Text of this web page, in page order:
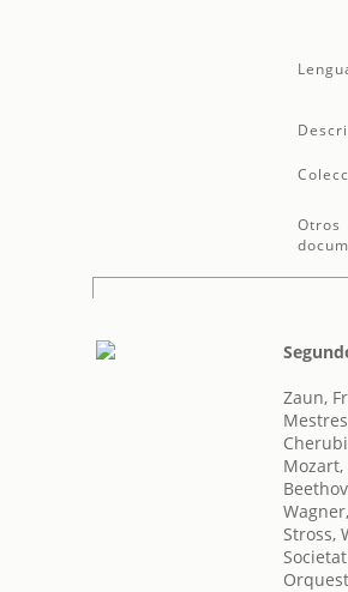
Otros
Zaun,
Stross,